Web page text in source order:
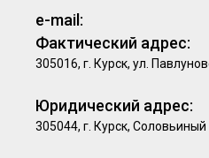
e-mail:
Фактический адрес:
305016, г. Курск, ул.
Юридический адрес:
305044, г. Курск, Соловьиный